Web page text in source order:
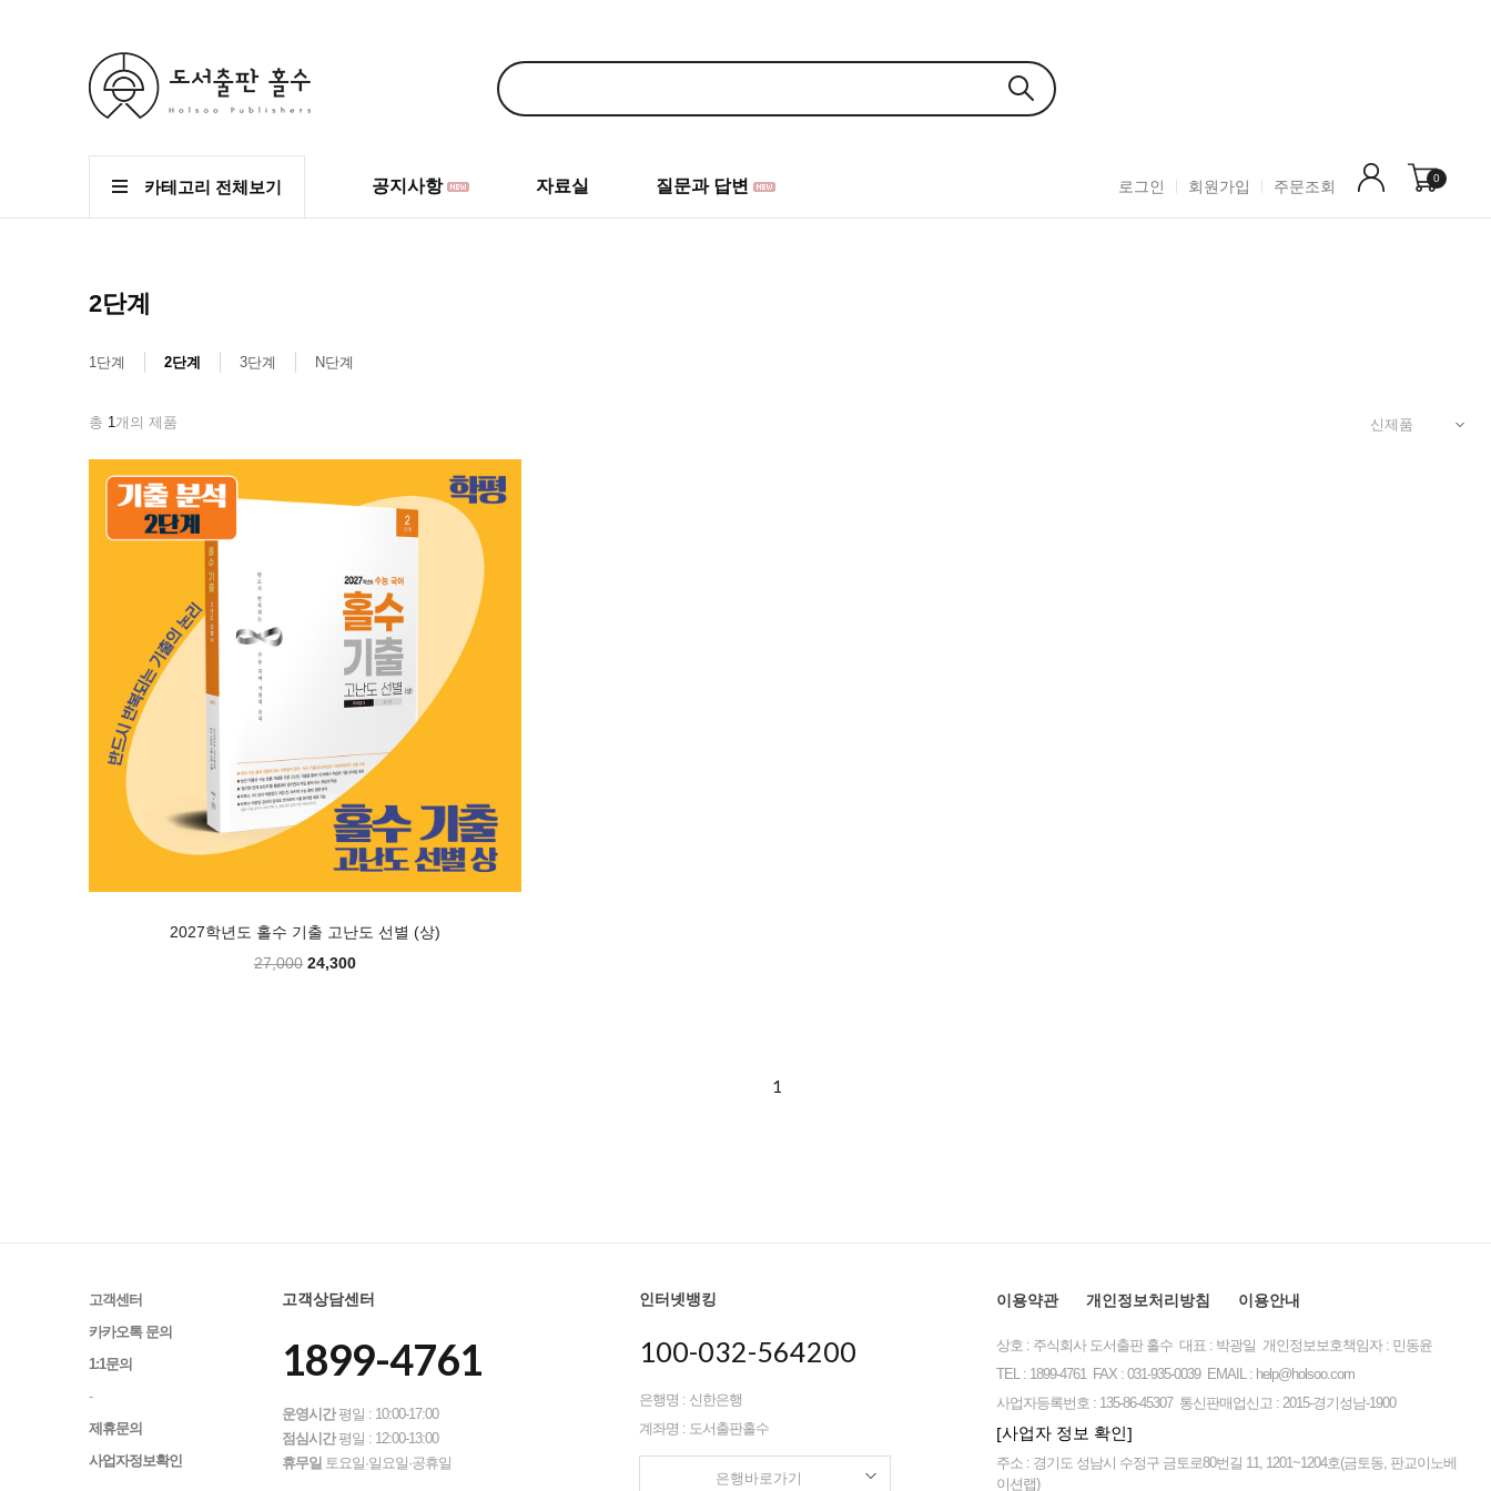
카테고리 전체보기 공지사항 자료실 질문과 답변 로그인 회원가입 주문조회 0
2단계
1단계 2단계 3단계 N단계
총 1개의 제품
2027학년도 홀수 기출 고난도 선별 (상)
27,000 24,300
1
고객센터
카카오톡 문의
1:1문의
-
제휴문의
사업자정보확인
고객상담센터
1899-4761
운영시간평일 : 10:00-17:00
점심시간평일 : 12:00-13:00
휴무일 토요일·일요일·공휴일
인터넷뱅킹
100-032-564200
은행명 : 신한은행
계좌명 : 도서출판홀수
은행바로가기
이용약관 개인정보처리방침 이용안내
상호 : 주식회사 도서출판 홀수 대표 : 박광일 개인정보보호책임자 : 민동윤
TEL : 1899-4761 FAX : 031-935-0039 EMAIL : help@holsoo.com
사업자등록번호 : 135-86-45307 통신판매업신고 : 2015-경기성남-1900
[사업자 정보 확인]
주소 : 경기도 성남시 수정구 금토로80번길 11, 1201~1204호(금토동, 판교이노베
이션랩)